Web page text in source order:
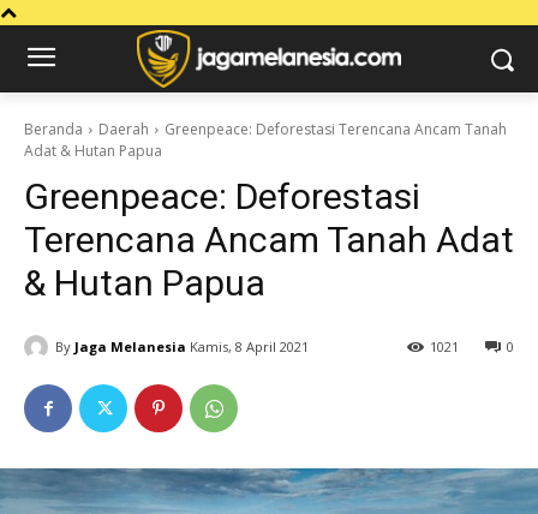
Beranda Daerah
Greenpeace: Deforestasi Terencana Ancam Tanah
Adat & Hutan Papua
Greenpeace: Deforestasi
Terencana Ancam Tanah Adat
& Hutan Papua
By Jaga Melanesia Kamis, 8 April 2021 0
1021